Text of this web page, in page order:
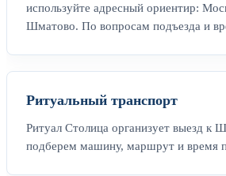
используйте адресный ориентир:
Шматово. По вопросам подъезда и
Ритуальный транспорт
Ритуал Столица организует выезд к
подберем машину, маршрут и время